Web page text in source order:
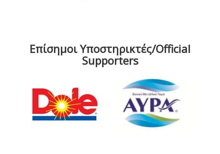
Επίσημοι Υποστηρικτές/Official
Supporters